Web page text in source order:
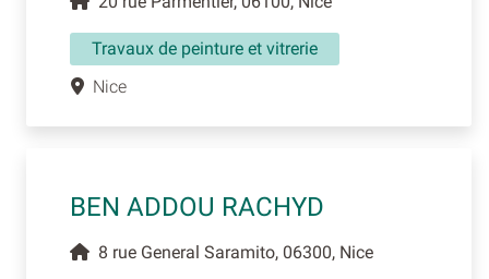
Travaux de peinture et vitrerie
Nice
BEN ADDOU RACHYD
8 rue General Saramito, 06300, Nice